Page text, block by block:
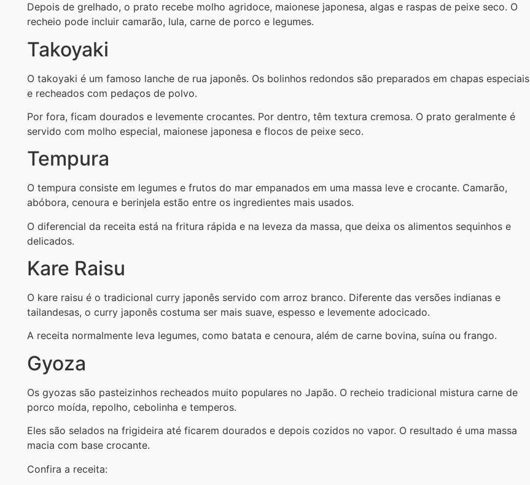
Depois de grelhado, o prato recebe molho agridoce, maionese japonesa, algas e raspas de peixe seco. O
recheio pode incluir camarão, lula, carne de porco e legumes.
Takoyaki
O takoyaki é um famoso lanche de rua japonês. Os bolinhos redondos são preparados em chapas especiais
e recheados com pedaços de polvo.
Por fora, ficam dourados e levemente crocantes. Por dentro, têm textura cremosa. O prato geralmente é
servido com molho especial, maionese japonesa e flocos de peixe seco.
Tempura
O tempura consiste em legumes e frutos do mar empanados em uma massa leve e crocante. Camarão,
abóbora, cenoura e berinjela estão entre os ingredientes mais usados.
O diferencial da receita está na fritura rápida e na leveza da massa, que deixa os alimentos sequinhos e
delicados.
Kare Raisu
O kare raisu é o tradicional curry japonês servido com arroz branco. Diferente das versões indianas e
tailandesas, o curry japonês costuma ser mais suave, espesso e levemente adocicado.
A receita normalmente leva legumes, como batata e cenoura, além de carne bovina, suína ou frango.
Gyoza
Os gyozas são pasteizinhos recheados muito populares no Japão. O recheio tradicional mistura carne de
porco moída, repolho, cebolinha e temperos.
Eles são selados na frigideira até ficarem dourados e depois cozidos no vapor. O resultado é uma massa
macia com base crocante.
Confira a receita: